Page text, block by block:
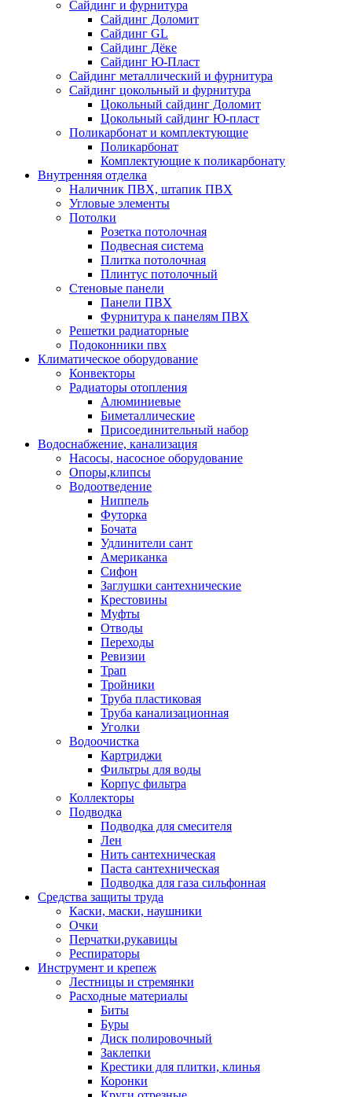
Сайдинг и фурнитура
Сайдинг Доломит
Сайдинг GL
Сайдинг Дёке
Сайдинг Ю-Пласт
Сайдинг металлический и фурнитура
Сайдинг цокольный и фурнитура
Цокольный сайдинг Доломит
Цокольный сайдинг Ю-пласт
Поликарбонат и комплектующие
Поликарбонат
Комплектующие к поликарбонату
Внутренняя отделка
Наличник ПВХ, штапик ПВХ
Угловые элементы
Потолки
Розетка потолочная
Подвесная система
Плитка потолочная
Плинтус потолочный
Стеновые панели
Панели ПВХ
Фурнитура к панелям ПВХ
Решетки радиаторные
Подоконники пвх
Климатическое оборудование
Конвекторы
Радиаторы отопления
Алюминиевые
Биметаллические
Присоединительный набор
Водоснабжение, канализация
Насосы, насосное оборудование
Опоры,клипсы
Водоотведение
Ниппель
Футорка
Бочата
Удлинители сант
Американка
Сифон
Заглушки сантехнические
Крестовины
Муфты
Отводы
Переходы
Ревизии
Трап
Тройники
Труба пластиковая
Труба канализационная
Уголки
Водоочистка
Картриджи
Фильтры для воды
Корпус фильтра
Коллекторы
Подводка
Подводка для смесителя
Лен
Нить сантехническая
Паста сантехническая
Подводка для газа сильфонная
Средства защиты труда
Каски, маски, наушники
Очки
Перчатки,рукавицы
Респираторы
Инструмент и крепеж
Лестницы и стремянки
Расходные материалы
Биты
Буры
Диск полировочный
Заклепки
Крестики для плитки, клинья
Коронки